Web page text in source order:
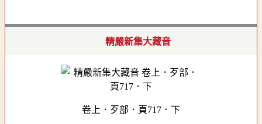
精嚴新集大藏音
卷上．歹部．頁717．下